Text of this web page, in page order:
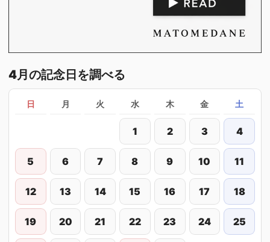
4月の記念日を調べる
日 月 火 水 木 金 土
1 2 3 4
5 6 7 8 9 10 11
12 13 14 15 16 17 18
19 20 21 22 23 24 25